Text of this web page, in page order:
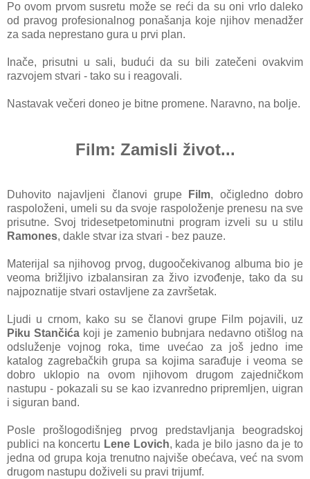
Po ovom prvom susretu može se reći da su oni vrlo daleko
od pravog profesionalnog ponašanja koje njihov menadžer
za sada neprestano gura u prvi plan.
Inače, prisutni u sali, budući da su bili zatečeni ovakvim
razvojem stvari - tako su i reagovali.
Nastavak večeri doneo je bitne promene. Naravno, na bolje.
Film: Zamisli život...
Duhovito najavljeni članovi grupe Film, očigledno dobro
raspoloženi, umeli su da svoje raspoloženje prenesu na sve
prisutne. Svoj tridesetpetominutni program izveli su u stilu
Ramones, dakle stvar iza stvari - bez pauze.
Materijal sa njihovog prvog, dugoočekivanog albuma bio je
veoma brižljivo izbalansiran za živo izvođenje, tako da su
najpoznatije stvari ostavljene za završetak.
Ljudi u crnom, kako su se članovi grupe Film pojavili, uz
Piku Stančićakoji je zamenio bubnjara nedavno otišlog na
odsluženje vojnog roka, time uvećao za još jedno ime
katalog zagrebačkih grupa sa kojima sarađuje i veoma se
dobro uklopio na ovom njihovom drugom zajedničkom
nastupu - pokazali su se kao izvanredno pripremljen, uigran
i siguran band.
Posle prošlogodišnjeg prvog predstavljanja beogradskoj
publici na koncertu Lene Lovich, kada je bilo jasno da je to
jedna od grupa koja trenutno najviše obećava, već na svom
drugom nastupu doživeli su pravi trijumf.